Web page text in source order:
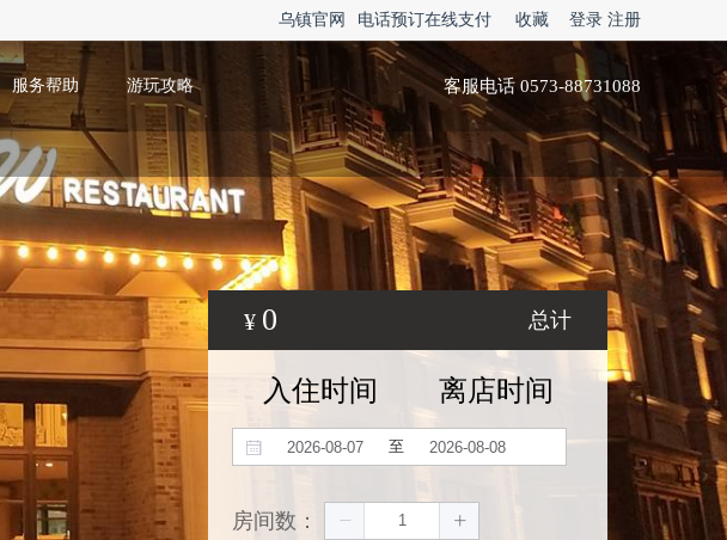
乌镇官网 电话预订在线支付 收藏 登录 注册
服务帮助 游玩攻略 客服电话 0573-88731088
总计
¥ 0
入住时间 离店时间
至
房间数：